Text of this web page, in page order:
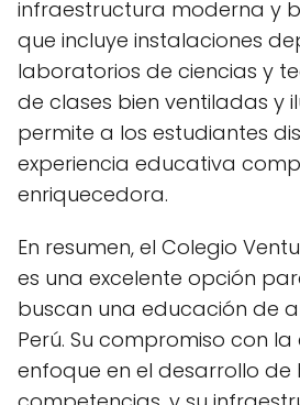
infraestructura moderna y
que incluye instalaciones
laboratorios de ciencias y
de clases bien ventiladas y
permite a los estudiantes
experiencia educativa
enriquecedora.
En resumen, el Colegio
es una excelente opción
buscan una educación de
Perú. Su compromiso con la
enfoque en el desarrollo de